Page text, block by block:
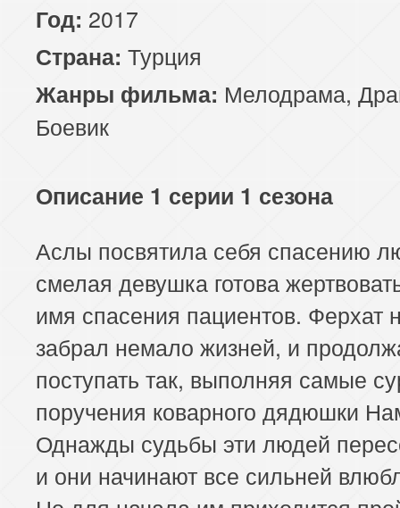
Год: 2017
Страна: Турция
Жанры фильма: Мелодрама,
Боевик
Описание 1 серии 1 сезона
Аслы посвятила себя спасению
смелая девушка готова
имя спасения пациентов. Ферхат
забрал немало жизней, и
поступать так, выполняя самые
поручения коварного дядюшки
Однажды судьбы эти людей
и они начинают все сильней